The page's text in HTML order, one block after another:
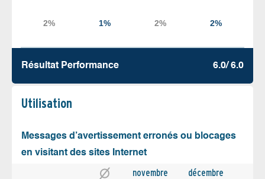
Résultat Performance 6.0/ 6.0
Utilisation
Messages d’avertissement erronés ou blocages
en visitant des sites Internet
novembre décembre